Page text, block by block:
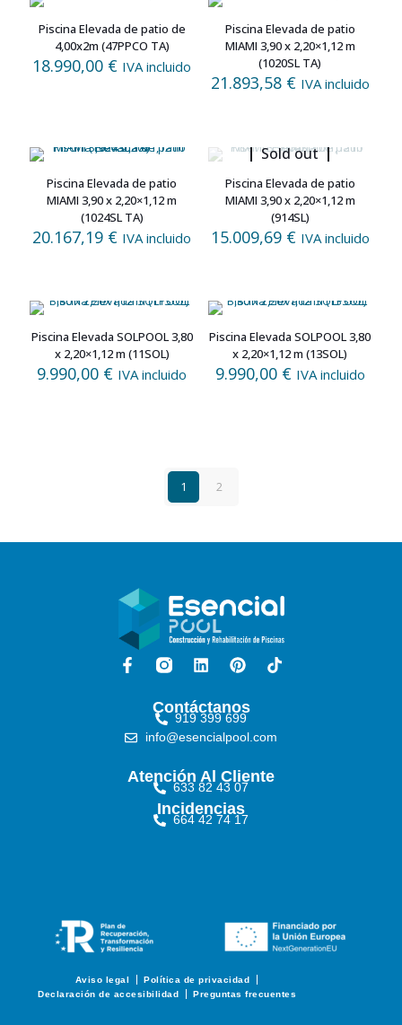
Piscina Elevada de patio de
4,00x2m (47PPCO TA)
18.990,00 € IVA incluido
Piscina Elevada de patio
MIAMI 3,90 x 2,20×1,12 m
(1020SL TA)
21.893,58 € IVA incluido
Piscina Elevada de patio
MIAMI 3,90 x 2,20×1,12 m
(1024SL TA)
20.167,19 € IVA incluido
Sold out
Piscina Elevada de patio
MIAMI 3,90 x 2,20×1,12 m
(914SL)
15.009,69 € IVA incluido
Piscina Elevada SOLPOOL 3,80
x 2,20×1,12 m (11SOL)
9.990,00 € IVA incluido
Piscina Elevada SOLPOOL 3,80
x 2,20×1,12 m (13SOL)
9.990,00 € IVA incluido
1 2
Contáctanos
919 399 699
info@esencialpool.com
Atención Al Cliente
633 82 43 07
Incidencias
664 42 74 17
Aviso legal
Política de privacidad
Declaración de accesibilidad
Preguntas frecuentes